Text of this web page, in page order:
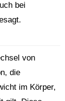
bei
von
die
im Körper,